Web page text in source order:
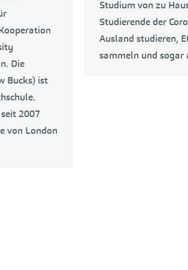
Studium von zu
Studierende der
Ausland studieren,
sammeln und
Die
Bucks) ist
2007
von London